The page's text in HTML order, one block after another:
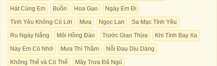
Hát Cùng Em
Buồn Hoa Gạo
Ngày Em Đi
Tình Yêu Không Có Lời
Mưa Ngọc Lan
Sa Mạc Tình Yêu
Ru Ngày Nắng
Môi Hồng Đào Trước Giao Thừa
Khi Tình Bay Xa
Này Em Có Nhớ
Mưa Thì Thầm
Nỗi Đau Dịu Dàng
Không Thể và Có Thể
Mây Trưa Đã Ngủ